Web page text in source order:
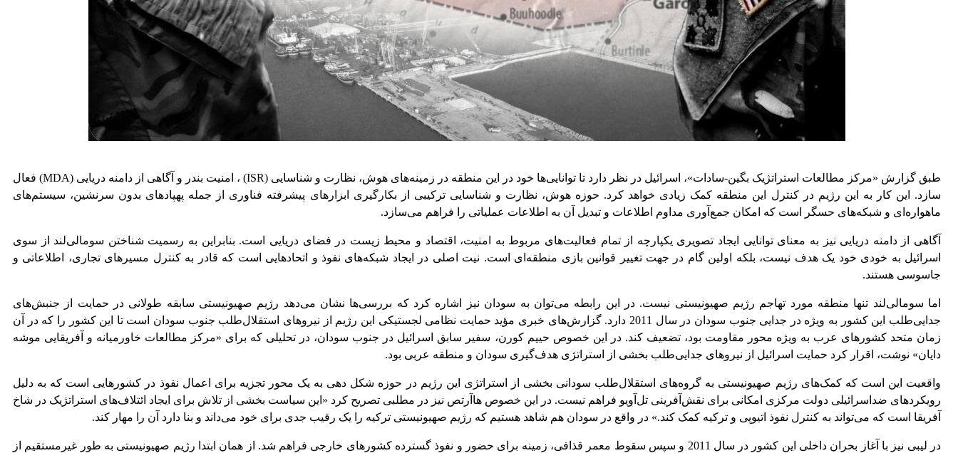
طبق گزارش «مرکز مطالعات استراتژیک بگین-سادات»، اسرائیل در نظر دارد تا توانایی‌ها خود در این منطقه در زمینه‌های هوش، نظارت و شناسایی (ISR) ، امنیت بندر و آگاهی از دامنه دریایی (MDA) فعال
سازد. این کار به این رژیم در کنترل این منطقه کمک زیادی خواهد کرد. حوزه هوش، نظارت و شناسایی ترکیبی از بکارگیری ابزارهای پیشرفته فناوری از جمله پهپادهای بدون سرنشین، سیستم‌های
ماهواره‌ای و شبکه‌های حسگر است که امکان جمع‌آوری مداوم اطلاعات و تبدیل آن به اطلاعات عملیاتی را فراهم می‌سازد.
آگاهی از دامنه دریایی نیز به معنای توانایی ایجاد تصویری یکپارچه از تمام فعالیت‌های مربوط به امنیت، اقتصاد و محیط زیست در فضای دریایی است. بنابراین به رسمیت شناختن سومالی‌لند از سوی
اسرائیل به خودی خود یک هدف نیست، بلکه اولین گام در جهت تغییر قوانین بازی منطقه‌ای است. نیت اصلی در ایجاد شبکه‌های نفوذ و اتحادهایی است که قادر به کنترل مسیرهای تجاری، اطلاعاتی و
جاسوسی هستند.
اما سومالی‌لند تنها منطقه مورد تهاجم رژیم صهیونیستی نیست. در این رابطه می‌توان به سودان نیز اشاره کرد که بررسی‌ها نشان می‌دهد رژیم صهیونیستی سابقه طولانی در حمایت از جنبش‌های
جدایی‌طلب این کشور به ویژه در جدایی جنوب سودان در سال 2011 دارد. گزارش‌های خبری مؤید حمایت نظامی لجستیکی این رژیم از نیروهای استقلال‌طلب جنوب سودان است تا این کشور را که در آن
زمان متحد کشورهای عرب به ویژه محور مقاومت بود، تضعیف کند. در این خصوص حییم کورن، سفیر سابق اسرائیل در جنوب سودان، در تحلیلی که برای «مرکز مطالعات خاورمیانه و آفریقایی موشه
دایان» نوشت، اقرار کرد حمایت اسرائیل از نیروهای جدایی‌طلب بخشی از استراتژی هدف‌گیری سودان و منطقه عربی بود.
واقعیت این است که کمک‌های رژیم صهیونیستی به گروه‌های استقلال‌طلب سودانی بخشی از استراتژی این رژیم در حوزه شکل دهی به یک محور تجزیه برای اعمال نفوذ در کشورهایی است که به دلیل
رویکردهای ضداسرائیلی دولت مرکزی‌ امکانی برای نقش‌آفرینی تل‌آویو فراهم نیست. در این خصوص هاآرتص نیز در مطلبی تصریح کرد «این سیاست بخشی از تلاش برای ایجاد ائتلاف‌های استراتژیک در شاخ
آفریقا است که می‌تواند به کنترل نفوذ اتیوپی و ترکیه کمک کند.» در واقع در سودان هم شاهد هستیم که رژیم صهیونیستی ترکیه را یک رقیب جدی برای خود می‌داند و بنا دارد آن را مهار کند.
در لیبی نیز با آغاز بحران داخلی این کشور در سال 2011 و سپس سقوط معمر قذافی، زمینه برای حضور و نفوذ گسترده کشورهای خارجی فراهم شد. از همان ابتدا رژیم صهیونیستی به طور غیرمستقیم از